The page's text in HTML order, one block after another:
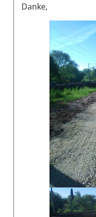
Danke,
Bilder des Mangels